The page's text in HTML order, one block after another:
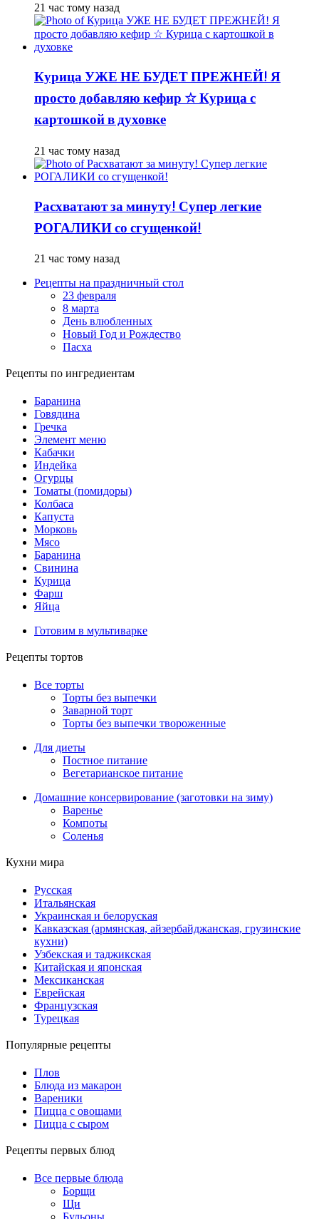
21 час тому назад
Курица УЖЕ НЕ БУДЕТ ПРЕЖНЕЙ! Я
просто добавляю кефир ☆ Курица с
картошкой в духовке
21 час тому назад
Расхватают за минуту! Супер легкие
РОГАЛИКИ со сгущенкой!
21 час тому назад
Рецепты на праздничный стол
23 февраля
8 марта
День влюбленных
Новый Год и Рождество
Пасха
Рецепты по ингредиентам
Баранина
Говядина
Гречка
Элемент меню
Кабачки
Индейка
Огурцы
Томаты (помидоры)
Колбаса
Капуста
Морковь
Мясо
Баранина
Свинина
Курица
Фарш
Яйца
Готовим в мультиварке
Рецепты тортов
Все торты
Торты без выпечки
Заварной торт
Торты без выпечки твороженные
Для диеты
Постное питание
Вегетарианское питание
Домашние консервирование (заготовки на зиму)
Варенье
Компоты
Соленья
Кухни мира
Русская
Итальянская
Украинская и белоруская
Кавказская (армянская, айзербайджанская, грузинские
кухни)
Узбекская и таджикская
Китайская и японская
Мексиканская
Еврейская
Французская
Турецкая
Популярные рецепты
Плов
Блюда из макарон
Вареники
Пицца с овощами
Пицца с сыром
Рецепты первых блюд
Все первые блюда
Борщи
Щи